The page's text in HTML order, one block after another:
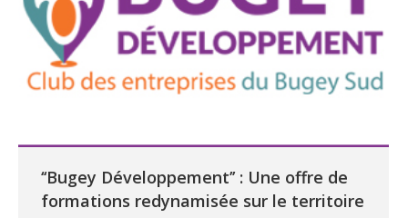
‘‘Bugey Développement’’ : Une offre de
formations redynamisée sur le territoire